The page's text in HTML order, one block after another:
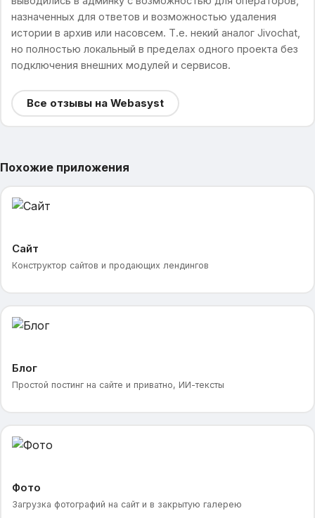
назначенных для ответов и возможностью удаления
истории в архив или насовсем. Т.е. некий аналог Jivochat,
но полностью локальный в пределах одного проекта без
подключения внешних модулей и сервисов.
Все отзывы на Webasyst
Похожие приложения
Сайт
Конструктор сайтов и продающих лендингов
Блог
Простой постинг на сайте и приватно, ИИ-тексты
Фото
Загрузка фотографий на сайт и в закрытую галерею